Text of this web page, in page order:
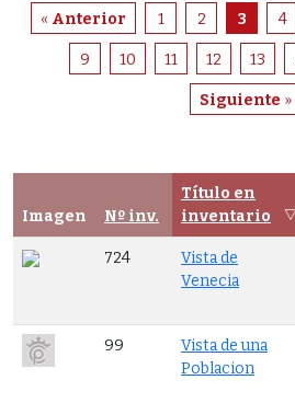
« Anterior 1 2 3 4
9 10 11 12 13
Siguiente »
Imagen Nº inv.
Título en
inventario
724
Vista de
Venecia
99
Vista de una
Poblacion